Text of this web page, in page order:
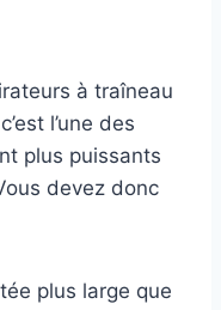
à traîneau
l’une des
plus puissants
devez donc
plus large que